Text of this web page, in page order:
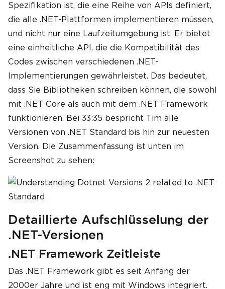
Spezifikation ist, die eine Reihe von APIs definiert,
die alle .NET-Plattformen implementieren müssen,
und nicht nur eine Laufzeitumgebung ist. Er bietet
eine einheitliche API, die die Kompatibilität des
Codes zwischen verschiedenen .NET-
Implementierungen gewährleistet. Das bedeutet,
dass Sie Bibliotheken schreiben können, die sowohl
mit .NET Core als auch mit dem .NET Framework
funktionieren. Bei 33:35 bespricht Tim alle
Versionen von .NET Standard bis hin zur neuesten
Version. Die Zusammenfassung ist unten im
Screenshot zu sehen:
Detaillierte Aufschlüsselung der
.NET-Versionen
.NET Framework Zeitleiste
Das .NET Framework gibt es seit Anfang der
2000er Jahre und ist eng mit Windows integriert.